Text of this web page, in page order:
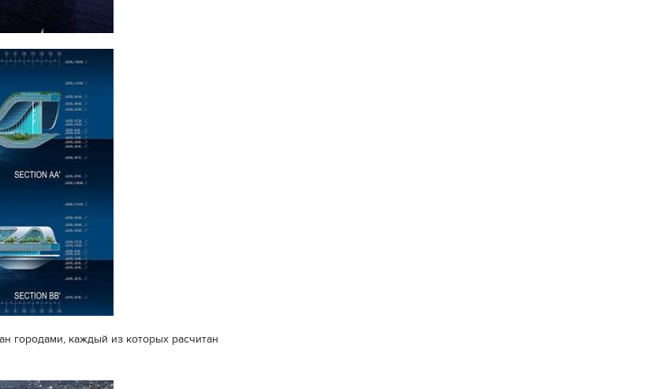
городами, каждый из которых расчитан